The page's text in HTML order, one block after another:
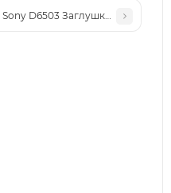
MicroSD, Black, original
Sony D6503 Заглушка разъема